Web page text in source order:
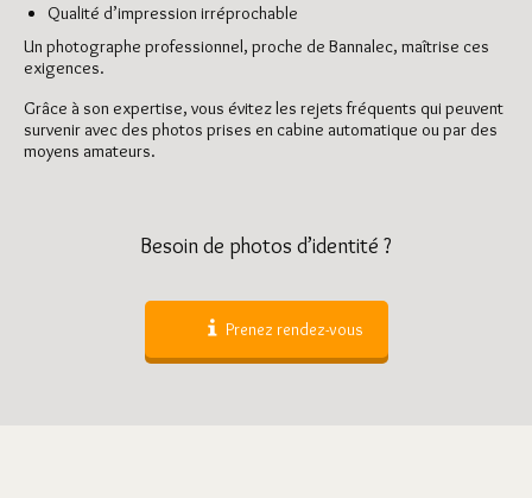
Qualité d’impression irréprochable
Un photographe professionnel, proche de Bannalec, maîtrise ces
exigences.
Grâce à son expertise, vous évitez les rejets fréquents qui peuvent
survenir avec des photos prises en cabine automatique ou par des
moyens amateurs.
Besoin de photos d’identité ?
Prenez rendez-vous